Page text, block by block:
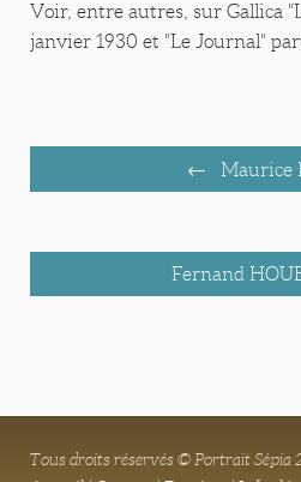
Voir, entre autres, sur Gallica
janvier 1930 et "Le Journal"
Maurice
Fernand
Tous droits réservés © Portrait Sépia